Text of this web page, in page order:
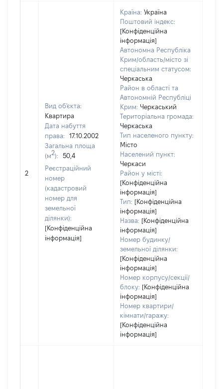
2
Вид об'єкта:
Квартира
Дата набуття
права:
17.10.2002
Загальна площа
(м2):
50,4
Реєстраційний
номер
(кадастровий
номер для
земельної
ділянки):
[Конфіденційна
інформація]
Країна: Україна
Поштовий індекс:
[Конфіденційна
інформація]
Автономна Республіка
Крим/область/місто зі
спеціальним статусом:
Черкаська
Район в області та
Автономній Республіці
Крим: Черкаський
Територіальна громада:
Черкаська
Тип населеного пункту:
Місто
Населений пункт:
Черкаси
Район у місті:
[Конфіденційна
інформація]
Тип: [Конфіденційна
інформація]
Назва: [Конфіденційна
інформація]
Номер будинку/
земельної ділянки:
[Конфіденційна
інформація]
Номер корпусу/секції/
блоку: [Конфіденційна
інформація]
Номер квартири/
кімнати/гаражу:
[Конфіденційна
інформація]